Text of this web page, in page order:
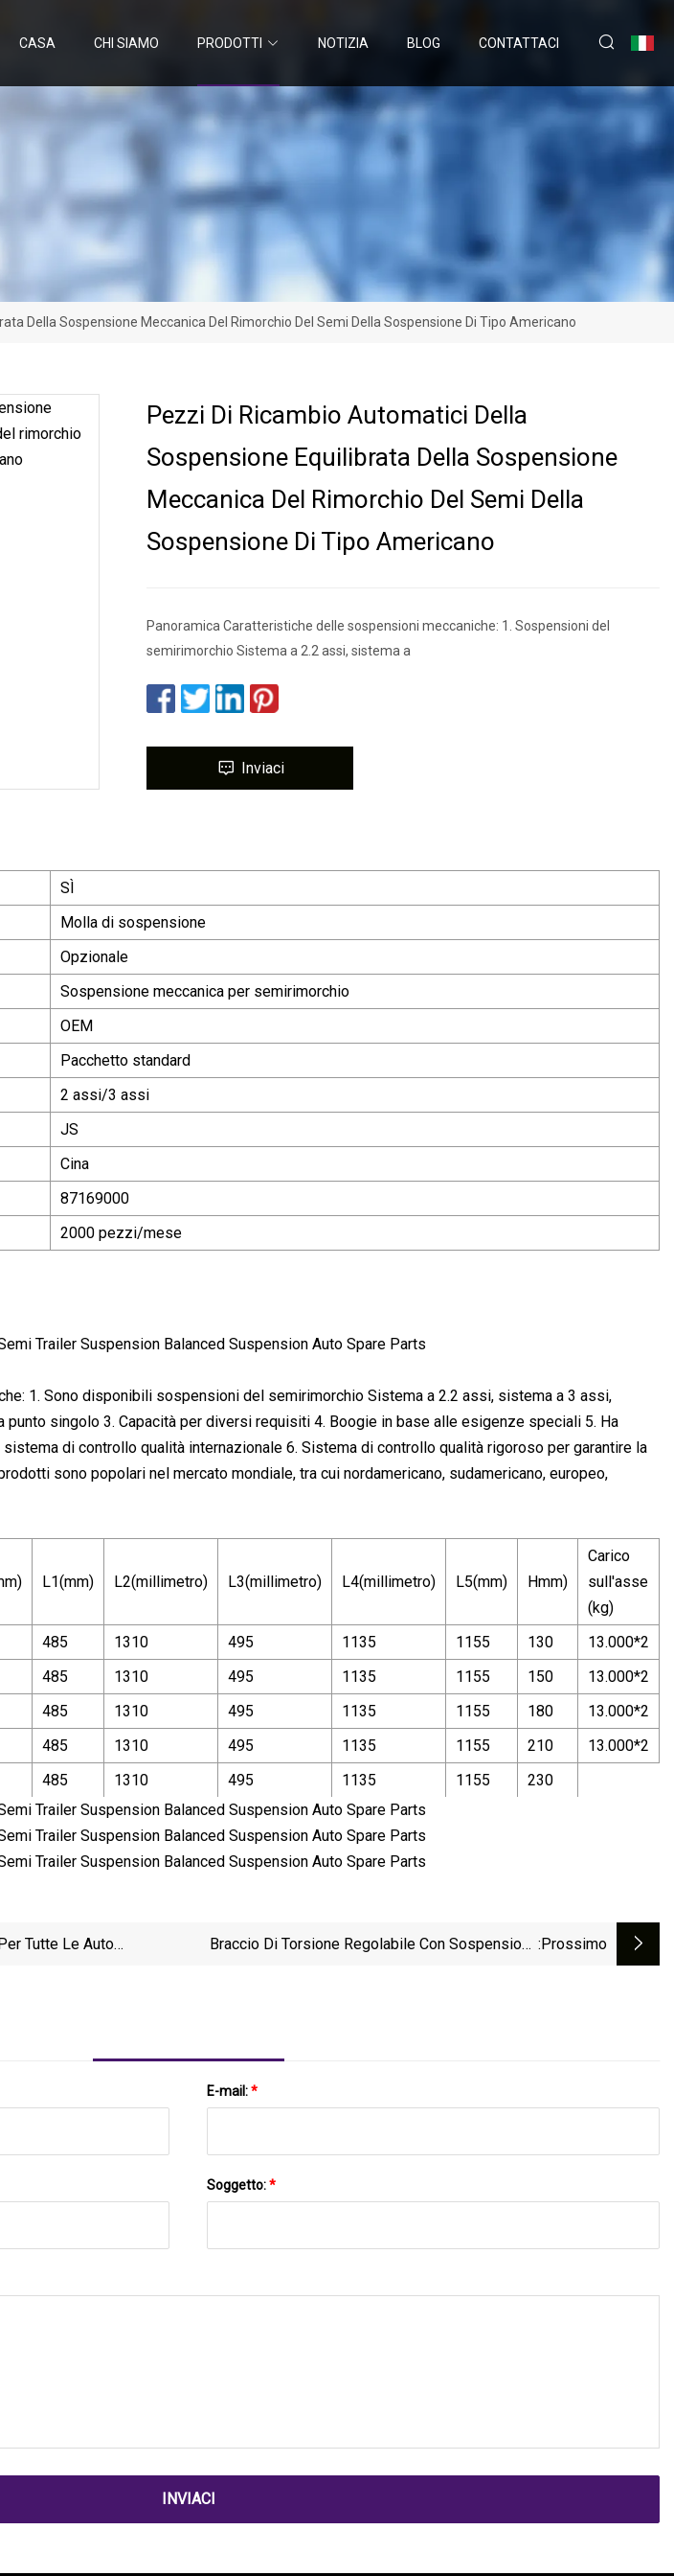
CASA CHI SIAMO PRODOTTI NOTIZIA BLOG CONTATTACI
Della Sospensione Meccanica Del Rimorchio Del Semi Della Sospensione Di Tipo Americano
Pezzi Di Ricambio Automatici Della
Sospensione Equilibrata Della Sospensione
Meccanica Del Rimorchio Del Semi Della
Sospensione Di Tipo Americano
Panoramica Caratteristiche delle sospensioni meccaniche: 1. Sospensioni del
semirimorchio Sistema a 2.2 assi, sistema a
Inviaci
SÌ
Molla di sospensione
Opzionale
Sospensione meccanica per semirimorchio
OEM
Pacchetto standard
2 assi/3 assi
JS
Cina
87169000
2000 pezzi/mese
1. Sono disponibili sospensioni del semirimorchio Sistema a 2.2 assi, sistema a 3 assi,
singolo 3. Capacità per diversi requisiti 4. Boogie in base alle esigenze speciali 5. Ha
di controllo qualità internazionale 6. Sistema di controllo qualità rigoroso per garantire la
sono popolari nel mercato mondiale, tra cui nordamericano, sudamericano, europeo,
L1(mm) L2(millimetro) L3(millimetro) L4(millimetro) L5(mm) Hmm)
Carico
sull'asse
(kg)
485 1310 495 1135 1155 130
13.000*2
485 1310 495 1135 1155 150
13.000*2
485 1310 495 1135 1155 180
13.000*2
485 1310 495 1135 1155 210
13.000*2
485 1310 495 1135 1155 230
Tutte Le Auto
Braccio Di Torsione Regolabile Con Sospensione :Prossimo
E-mail:*
Soggetto:*
INVIACI